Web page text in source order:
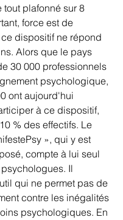
tout plafonné sur 8
force est de
dispositif ne répond
Alors que le pays
30 000 professionnels
psychologique,
ont aujourd'hui
à ce dispositif,
% des effectifs. Le
», qui y est
compte à lui seul
Il
qui ne permet pas de
contre les inégalités
psychologiques. En